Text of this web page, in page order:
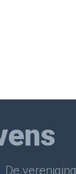
De vereniging